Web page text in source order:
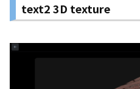
text2 3D texture